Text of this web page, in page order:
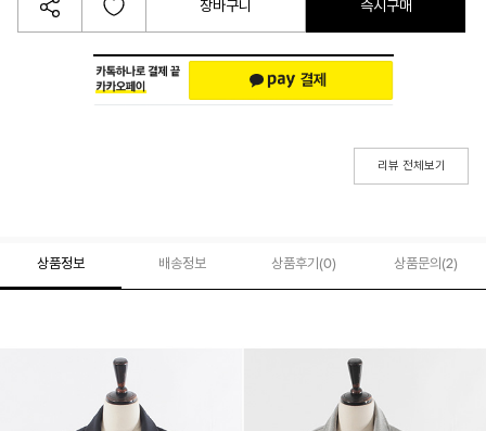
장바구니 즉시구매
리뷰 전체보기
상품정보 배송정보 상품후기(0) 상품문의 (2)